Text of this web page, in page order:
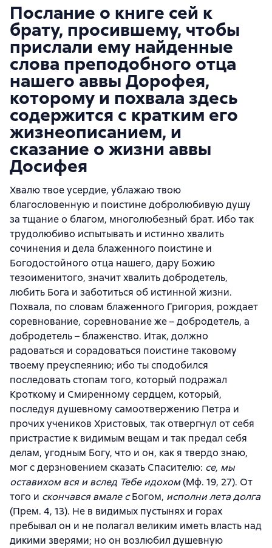
Послание о книге сей к
брату, просившему, чтобы
прислали ему найденные
слова преподобного отца
нашего аввы Дорофея,
которому и похвала здесь
содержится с кратким его
жизнеописанием, и
сказание о жизни аввы
Досифея
Хвалю твое усердие, ублажаю твою
благословенную и поистине добролюбивую душу
за тщание о благом, многолюбезный брат. Ибо так
трудолюбиво испытывать и истинно хвалить
сочинения и дела блаженного поистине и
Богодостойного отца нашего, дару Божию
тезоименитого, значит хвалить добродетель,
любить Бога и заботиться об истинной жизни.
Похвала, по словам блаженного Григория, рождает
соревнование, соревнование же – добродетель, а
добродетель – блаженство. Итак, должно
радоваться и сорадоваться поистине таковому
твоему преуспеянию; ибо ты сподобился
последовать стопам того, который подражал
Кроткому и Смиренному сердцем, который,
последуя душевному самоотвержению Петра и
прочих учеников Христовых, так отвергнул от себя
пристрастие к видимым вещам и так предал себя
делам, угодным Богу, что и он, как я твердо знаю,
мог с дерзновением сказать Спасителю: се, мы
оставихом вся и вслед Тебе идохом(Мф. 19, 27). От
того и скончався вмале сБогом, исполни лета долга
(Прем. 4, 13). Не в видимых пустынях и горах
пребывал он и не полагал великим иметь власть над
дикими зверями; но он возлюбил душевную